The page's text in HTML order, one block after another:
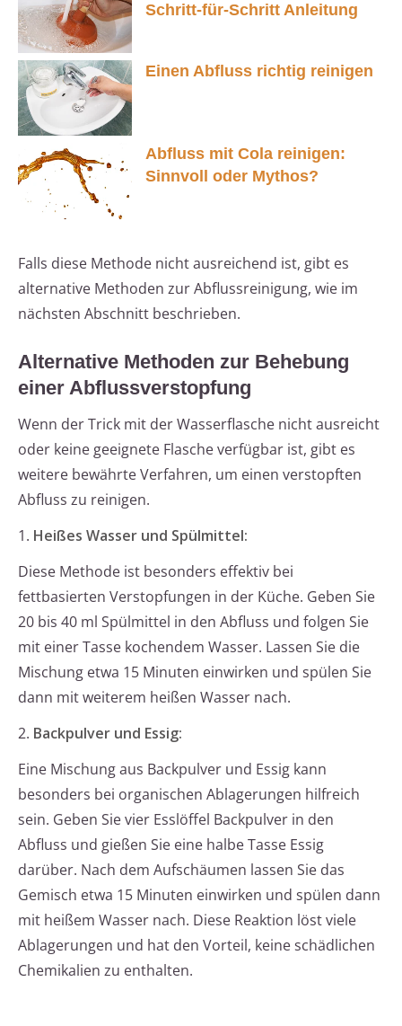
Schritt-für-Schritt Anleitung
Einen Abfluss richtig reinigen
Abfluss mit Cola reinigen:
Sinnvoll oder Mythos?
Falls diese Methode nicht ausreichend ist, gibt es
alternative Methoden zur Abflussreinigung, wie im
nächsten Abschnitt beschrieben.
Alternative Methoden zur Behebung
einer Abflussverstopfung
Wenn der Trick mit der Wasserflasche nicht ausreicht
oder keine geeignete Flasche verfügbar ist, gibt es
weitere bewährte Verfahren, um einen verstopften
Abfluss zu reinigen.
1. Heißes Wasser und Spülmittel:
Diese Methode ist besonders effektiv bei
fettbasierten Verstopfungen in der Küche. Geben Sie
20 bis 40 ml Spülmittel in den Abfluss und folgen Sie
mit einer Tasse kochendem Wasser. Lassen Sie die
Mischung etwa 15 Minuten einwirken und spülen Sie
dann mit weiterem heißen Wasser nach.
2. Backpulver und Essig:
Eine Mischung aus Backpulver und Essig kann
besonders bei organischen Ablagerungen hilfreich
sein. Geben Sie vier Esslöffel Backpulver in den
Abfluss und gießen Sie eine halbe Tasse Essig
darüber. Nach dem Aufschäumen lassen Sie das
Gemisch etwa 15 Minuten einwirken und spülen dann
mit heißem Wasser nach. Diese Reaktion löst viele
Ablagerungen und hat den Vorteil, keine schädlichen
Chemikalien zu enthalten.